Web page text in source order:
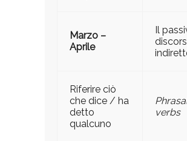
Marzo –
Aprile
Il
Riferire ciò
che dice / ha
detto
qualcuno
verbs